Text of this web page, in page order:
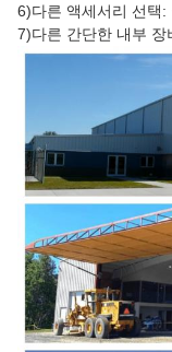
6)다른 액세서리 선택:
7)다른 간단한 내부 장